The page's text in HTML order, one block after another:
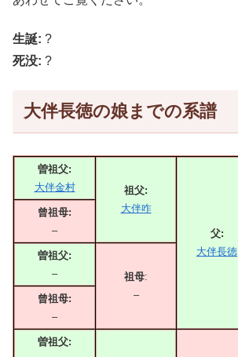
生誕: ?
死没: ?
大伴長徳の娘までの系譜
曽祖父:
大伴金村
祖父:
大伴咋
父:
大伴長徳
曾祖母:
–
曽祖父:
–
祖母:
–
曾祖母:
–
曽祖父: